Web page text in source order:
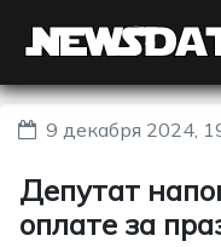
9 декабря 2024,
Депутат
оплате за